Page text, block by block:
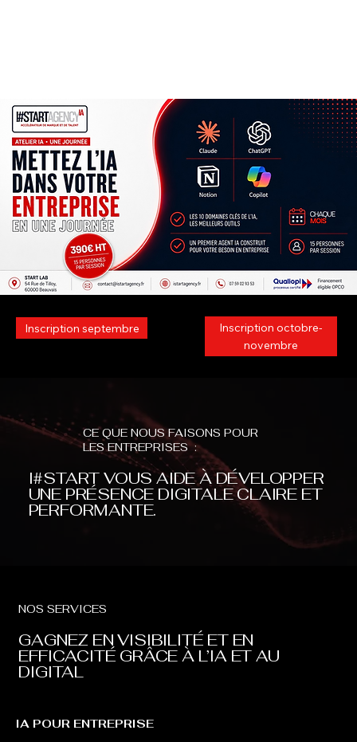
Inscription septembre
Inscription octobre-
novembre
CE QUE NOUS FAISONS POUR
LES ENTREPRISES :
I#START VOUS AIDE À DÉVELOPPER
UNE PRÉSENCE DIGITALE CLAIRE ET
PERFORMANTE.
NOS SERVICES
GAGNEZ EN VISIBILITÉ ET EN
EFFICACITÉ GRÂCE À L’IA ET AU
DIGITAL
IA POUR ENTREPRISE